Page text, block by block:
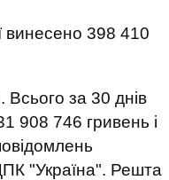
винесено 398 410
за 30 днів
908 746 гривень і
"Україна". Решта